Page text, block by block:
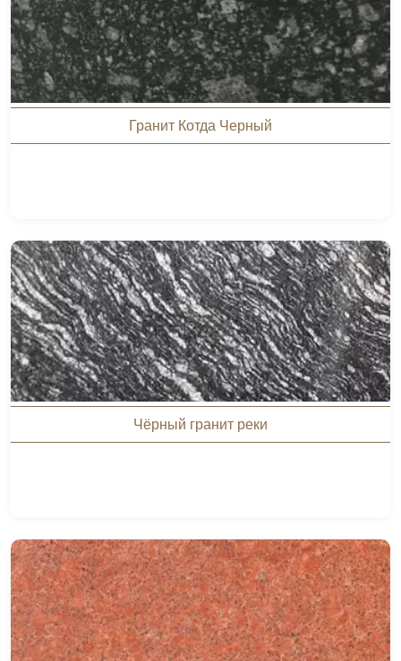
Гранит Котда Черный
Чёрный гранит реки